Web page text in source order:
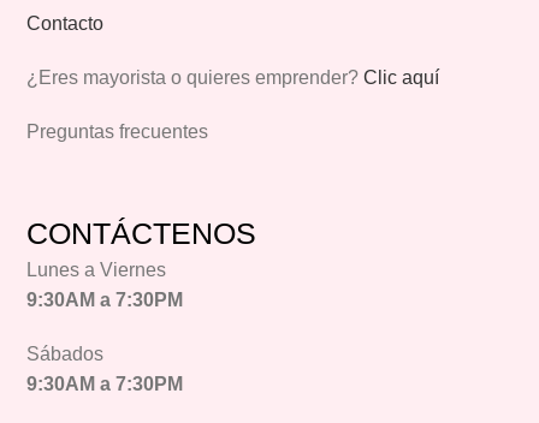
Contacto
¿Eres mayorista o quieres emprender?Clic aquí
Preguntas frecuentes
CONTÁCTENOS
Lunes a Viernes
9:30AM a 7:30PM
Sábados
9:30AM a 7:30PM